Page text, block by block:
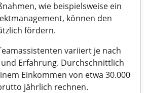
wie beispielsweise ein
können den
fördern.
variiert je nach
und Erfahrung. Durchschnittlich
Einkommen von etwa 30.000
jährlich rechnen.